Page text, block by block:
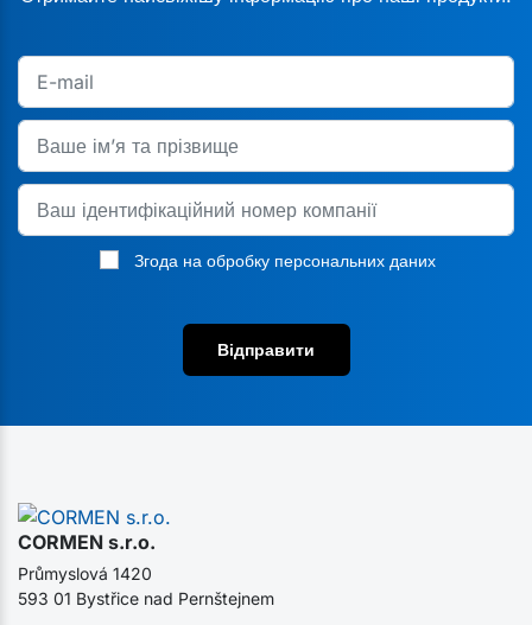
Згода на обробку персональних даних
Відправити
CORMEN s.r.o.
Průmyslová 1420
593 01 Bystřice nad Pernštejnem